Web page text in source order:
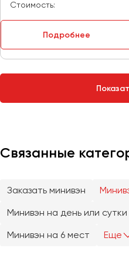
Стоимость:
Подробнее
Связанные
Заказать минивэн
Минивэн на день или сутки
Минивэн на 6 мест
Еще
Тольятти
Уфа
Феодосия